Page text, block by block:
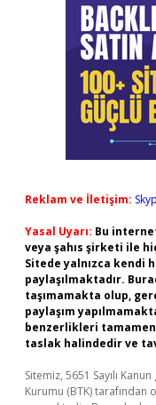
Reklam ve İletişim:
Yasal Uyarı: Bu
veya şahıs şirketi ile
Sitede yalnızca kendi
paylaşılmaktadır.
taşımamakta olup,
paylaşım
benzerlikleri
taslak halindedir ve
Sitemiz, 5651 Sayılı
Kurumu (BTK) tarafından